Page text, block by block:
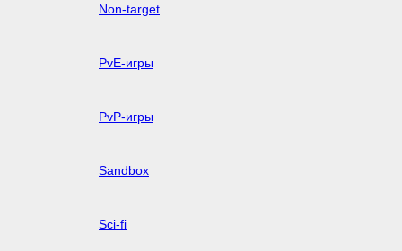
Non-target
PvE-игры
PvP-игры
Sandbox
Sci-fi